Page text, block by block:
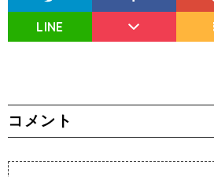
LINE
コメント